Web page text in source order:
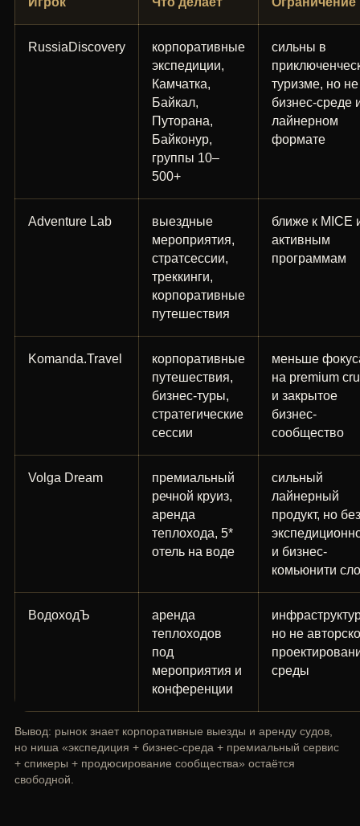
RussiaDiscovery
корпоративные
экспедиции,
Камчатка,
Байкал,
Путорана,
Байконур,
группы 10–
500+
сильны в
туризме, но
бизнес-среде
лайнерном
формате
Adventure Lab
выездные
мероприятия,
стратсессии,
треккинги,
корпоративные
путешествия
ближе к MICE
активным
программам
Komanda.Travel
корпоративные
путешествия,
бизнес-туры,
стратегические
сессии
меньше
на premium
и закрытое
бизнес-
сообщество
Volga Dream
премиальный
речной круиз,
аренда
теплохода, 5*
отель на воде
сильный
лайнерный
продукт, но без
и бизнес-
комьюнити
ВодоходЪ
аренда
теплоходов
под
мероприятия и
конференции
но не
среды
Вывод: рынок знает корпоративные выезды и аренду судов,
но ниша «экспедиция + бизнес-среда + премиальный сервис
+ спикеры + продюсирование сообщества» остаётся
свободной.